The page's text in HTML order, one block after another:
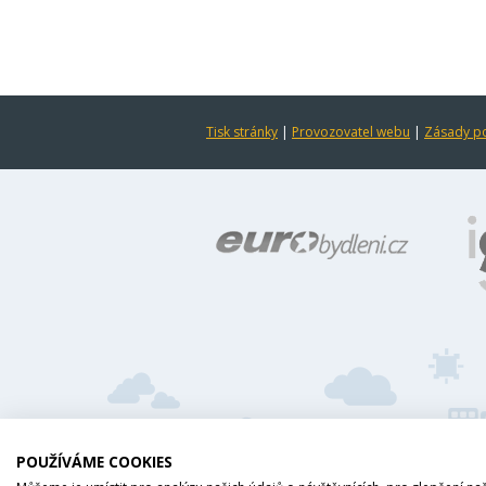
Tisk stránky | Provozovatel webu | Zásady
POUŽÍVÁME COOKIES